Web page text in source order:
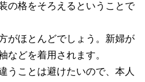
の格をそろえるということで
がほとんどでしょう。新婦が
などを着用されます。
うことは避けたいので、本人